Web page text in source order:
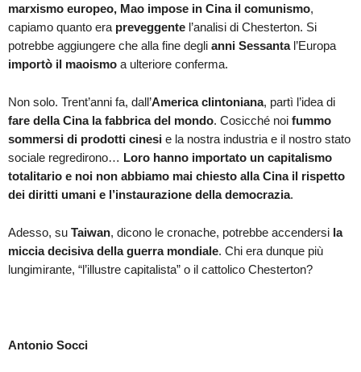
marxismo europeo, Mao impose in Cina il comunismo,
capiamo quanto era preveggente l’analisi di Chesterton. Si
potrebbe aggiungere che alla fine degli anni Sessantal’Europa
importò il maoismo a ulteriore conferma.
Non solo. Trent’anni fa, dall’America clintoniana, partì l’idea di
fare della Cina la fabbrica del mondo. Cosicché noi fummo
sommersi di prodotti cinesi e la nostra industria e il nostro stato
sociale regredirono… Loro hanno importato un capitalismo
totalitario e noi non abbiamo mai chiesto alla Cina il rispetto
dei diritti umani e l’instaurazione della democrazia.
Adesso, su Taiwan, dicono le cronache, potrebbe accendersi la
miccia decisiva della guerra mondiale. Chi era dunque più
lungimirante, “l’illustre capitalista” o il cattolico Chesterton?
Antonio Socci